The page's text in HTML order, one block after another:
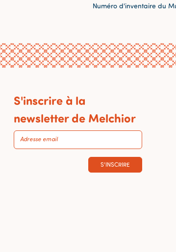
Numéro d'inventaire du
S'inscrire à la
newsletter de Melchior
S'INSCRIRE